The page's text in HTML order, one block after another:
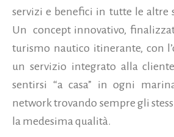
servizi e benefici in tutte le altre
Un concept innovativo,
turismo nautico itinerante, con
un servizio integrato alla
sentirsi “a casa” in ogni
network trovando sempre gli
la medesima qualità.